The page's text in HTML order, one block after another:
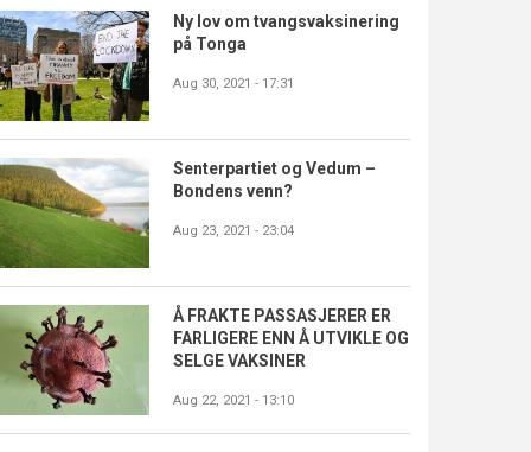
Ny lov om tvangsvaksinering
på Tonga
Aug 30, 2021 - 17:31
Senterpartiet og Vedum –
Bondens venn?
Aug 23, 2021 - 23:04
Å FRAKTE PASSASJERER ER
FARLIGERE ENN Å UTVIKLE OG
SELGE VAKSINER
Aug 22, 2021 - 13:10